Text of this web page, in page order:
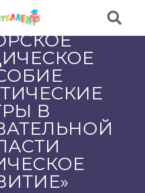
В